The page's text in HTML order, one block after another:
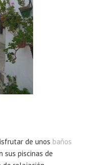
de unos baños
sus piscinas de